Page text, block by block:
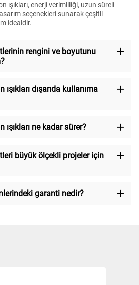
ışıkları, enerji verimliliği, uzun süreli
seçenekleri sunarak çeşitli
idealdir.
rengini ve boyutunu
ışıkları dışarıda kullanıma
ışıkları ne kadar sürer?
büyük ölçekli projeler için
garanti nedir?